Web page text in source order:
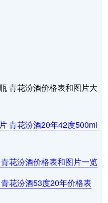
青花汾酒价格表和图片大
青花汾酒20年42度500ml
花汾酒价格表和图片一览
花汾酒53度20年价格表